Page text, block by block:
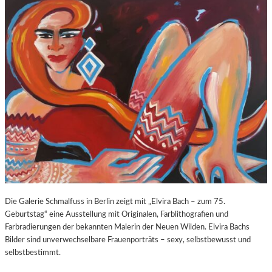
A
R
T
S
2
0
.
G
E
B
U
R
S
T
A
G
X
P
O
S
U
E
“
I
N
D
E
R
O
R
N
F
Die Galerie Schmalfuss in Berlin zeigt mit „Elvira Bach – zum 75.
Geburtstag“ eine Ausstellung mit Originalen, Farblithografien und
Farbradierungen der bekannten Malerin der Neuen Wilden. Elvira Bachs
Bilder sind unverwechselbare Frauenporträts – sexy, selbstbewusst und
selbstbestimmt.